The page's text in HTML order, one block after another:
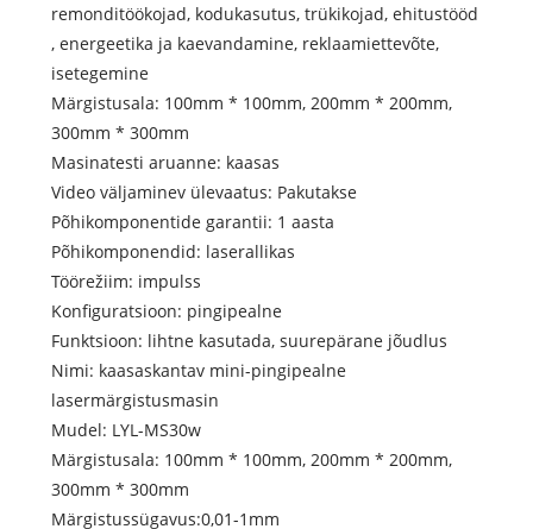
remonditöökojad, kodukasutus, trükikojad, ehitustööd
, energeetika ja kaevandamine, reklaamiettevõte,
isetegemine
Märgistusala: 100mm * 100mm, 200mm * 200mm,
300mm * 300mm
Masinatesti aruanne: kaasas
Video väljaminev ülevaatus: Pakutakse
Põhikomponentide garantii: 1 aasta
Põhikomponendid: laserallikas
Töörežiim: impulss
Konfiguratsioon: pingipealne
Funktsioon: lihtne kasutada, suurepärane jõudlus
Nimi: kaasaskantav mini-pingipealne
lasermärgistusmasin
Mudel: LYL-MS30w
Märgistusala: 100mm * 100mm, 200mm * 200mm,
300mm * 300mm
Märgistussügavus:0,01-1mm